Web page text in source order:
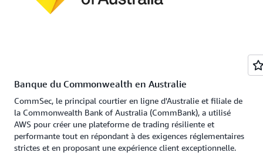
Banque du Commonwealth en Australie
CommSec, le principal courtier en ligne d'Australie et filiale de
la Commonwealth Bank of Australia (CommBank), a utilisé
AWS pour créer une plateforme de trading résiliente et
performante tout en répondant à des exigences réglementaires
strictes et en proposant une expérience client exceptionnelle.